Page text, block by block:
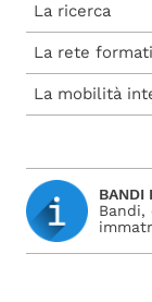
La ricerca
La rete
La mobilità
BANDI
Bandi,